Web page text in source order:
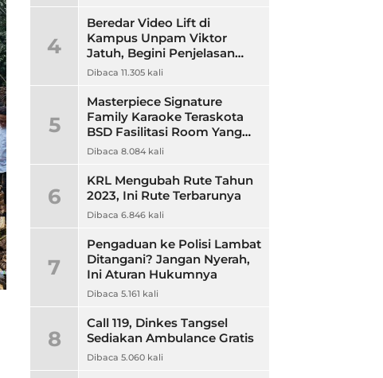
4
Beredar Video Lift di
Kampus Unpam Viktor
Jatuh, Begini Penjelasan
Rektor Unpam
Dibaca 11.305 kali
5
Masterpiece Signature
Family Karaoke Teraskota
BSD Fasilitasi Room Yang
Nyaman dan Harga
Dibaca 8.084 kali
6
KRL Mengubah Rute Tahun
2023, Ini Rute Terbarunya
Dibaca 6.846 kali
7
Pengaduan ke Polisi Lambat
Ditangani? Jangan Nyerah,
Ini Aturan Hukumnya
Dibaca 5.161 kali
8
Call 119, Dinkes Tangsel
Sediakan Ambulance Gratis
Dibaca 5.060 kali